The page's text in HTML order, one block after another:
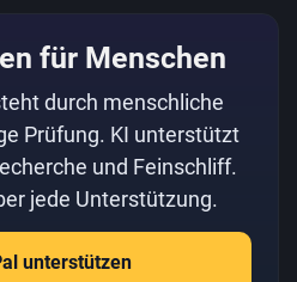
für Menschen
durch menschliche
Prüfung. KI unterstützt
und Feinschliff.
jede Unterstützung.
unterstützen